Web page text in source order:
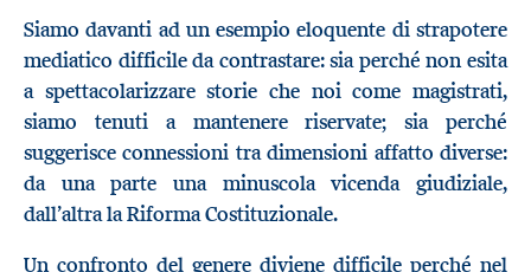
Siamo davanti ad un esempio eloquente di strapotere
mediatico difficile da contrastare: sia perché non esita
a spettacolarizzare storie che noi come magistrati,
siamo tenuti a mantenere riservate; sia perché
suggerisce connessioni tra dimensioni affatto diverse:
da una parte una minuscola vicenda giudiziale,
dall’altra la Riforma Costituzionale.
Un confronto del genere diviene difficile perché nel